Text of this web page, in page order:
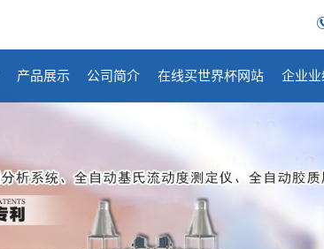
产品展示 公司简介 在线买世界杯网站 企业